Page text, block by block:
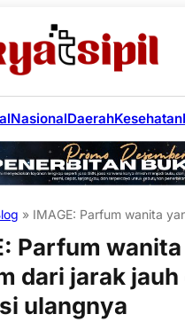
NasionalDaerahKesehatan
» IMAGE: Parfum wanita
Parfum
dari jarak jauh
ulangnya